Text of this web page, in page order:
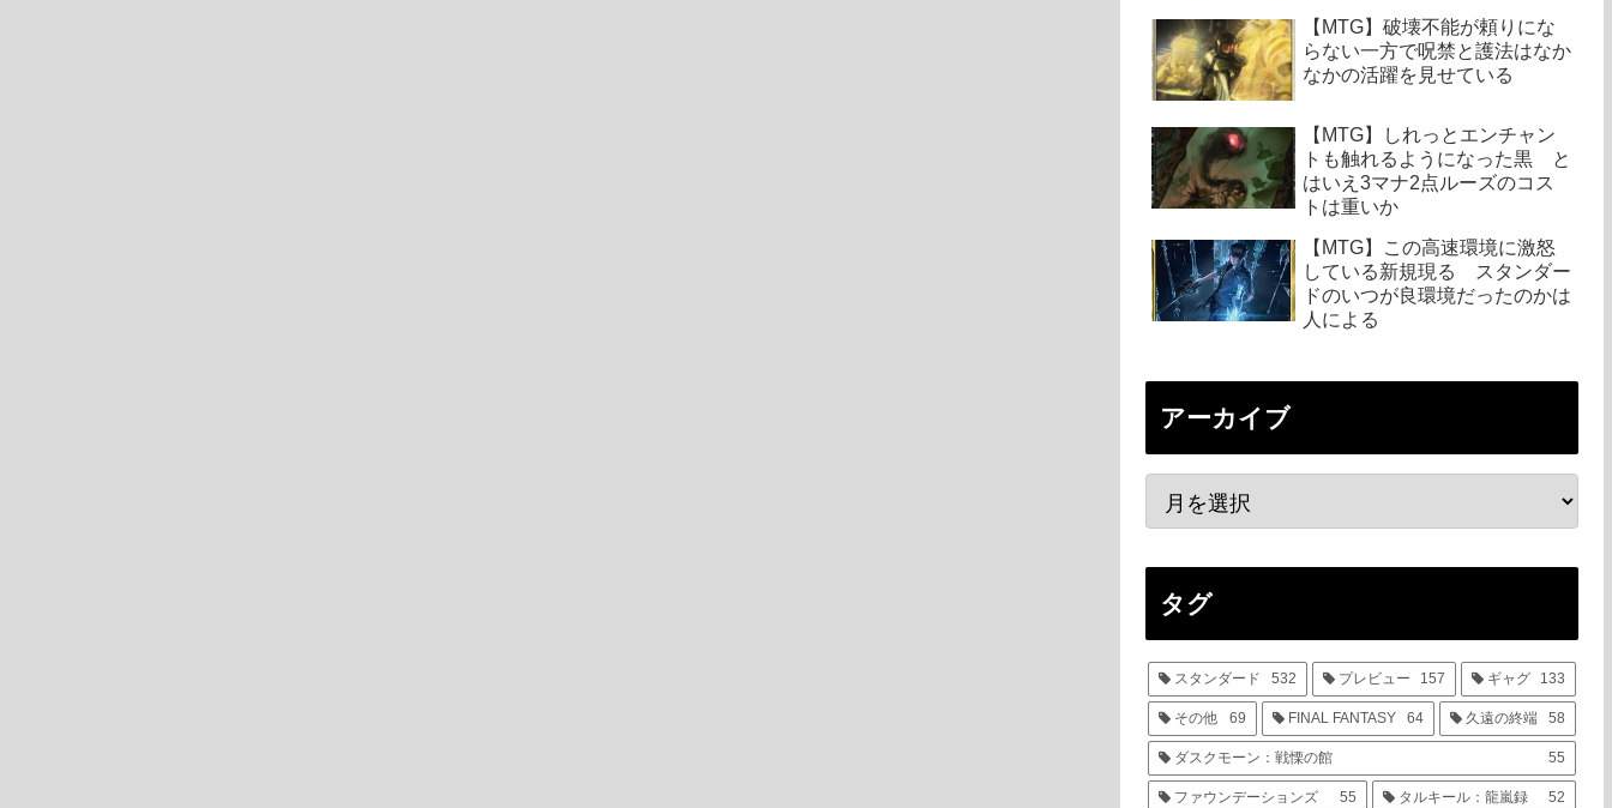
【MTG】破壊不能が頼りにな
らない一方で呪禁と護法はなか
なかの活躍を見せている
【MTG】しれっとエンチャン
トも触れるようになった黒 と
はいえ3マナ2点ルーズのコス
トは重いか
【MTG】この高速環境に激怒
している新規現る スタンダー
ドのいつが良環境だったのかは
人による
アーカイブ
タグ
スタンダード 532 プレビュー 157 ギャグ 133
その他 69 FINAL FANTASY 64 久遠の終端 58
ダスクモーン：戦慄の館 55
ファウンデーションズ 55 タルキール：龍嵐録 52